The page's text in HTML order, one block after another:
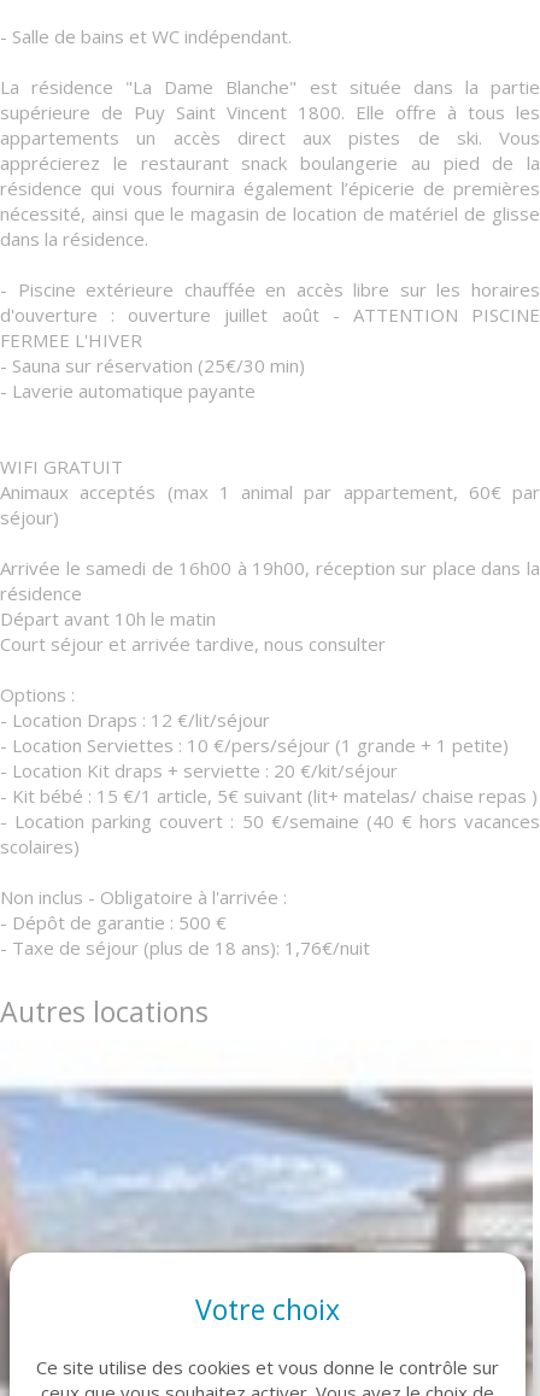
- Salle de bains et WC indépendant.
La résidence "La Dame Blanche" est située dans la partie
supérieure de Puy Saint Vincent 1800. Elle offre à tous les
appartements un accès direct aux pistes de ski. Vous
apprécierez le restaurant snack boulangerie au pied de la
résidence qui vous fournira également l’épicerie de premières
nécessité, ainsi que le magasin de location de matériel de glisse
dans la résidence.
- Piscine extérieure chauffée en accès libre sur les horaires
d'ouverture : ouverture juillet août - ATTENTION PISCINE
FERMEE L'HIVER
- Sauna sur réservation (25€/30 min)
- Laverie automatique payante
WIFI GRATUIT
Animaux acceptés (max 1 animal par appartement, 60€ par
séjour)
Arrivée le samedi de 16h00 à 19h00, réception sur place dans la
résidence
Départ avant 10h le matin
Court séjour et arrivée tardive, nous consulter
Options :
- Location Draps : 12 €/lit/séjour
- Location Serviettes : 10 €/pers/séjour (1 grande + 1 petite)
- Location Kit draps + serviette : 20 €/kit/séjour
- Kit bébé : 15 €/1 article, 5€ suivant (lit+ matelas/ chaise repas )
- Location parking couvert : 50 €/semaine (40 € hors vacances
scolaires)
Non inclus - Obligatoire à l'arrivée :
- Dépôt de garantie : 500 €
- Taxe de séjour (plus de 18 ans): 1,76€/nuit
Autres locations
Votre choix
Ce site utilise des cookies et vous donne le contrôle sur